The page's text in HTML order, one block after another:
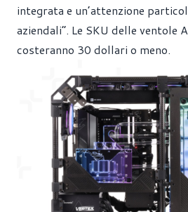
integrata e un’attenzione
aziendali”. Le SKU delle ventole
costeranno 30 dollari o meno.